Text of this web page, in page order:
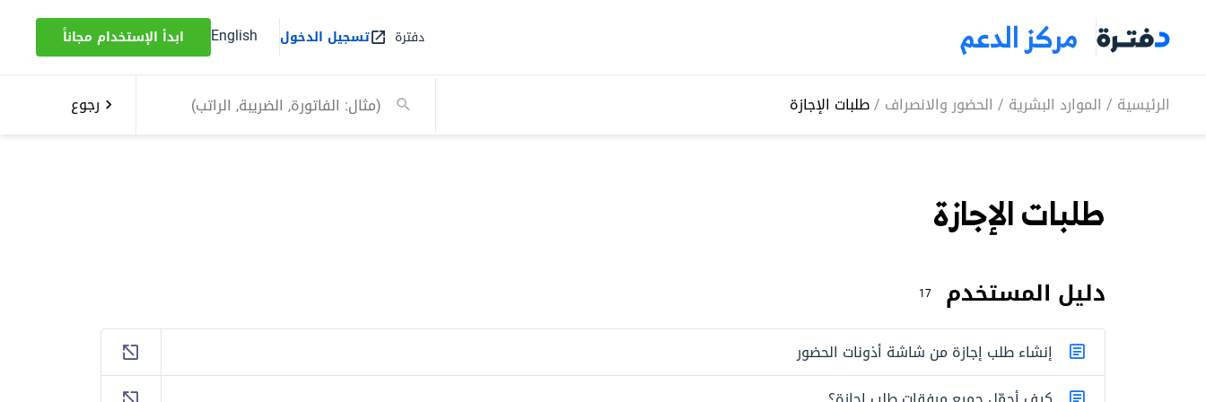
مركز الدعم دفترة تسجيل الدخول English ابدأ الإستخدام مجاناً
الرئيسية / الموارد البشرية / الحضور والانصراف /طلبات الإجازة رجوع
طلبات الإجازة
دليل المستخدم 17
إنشاء طلب إجازة من شاشة أذونات الحضور